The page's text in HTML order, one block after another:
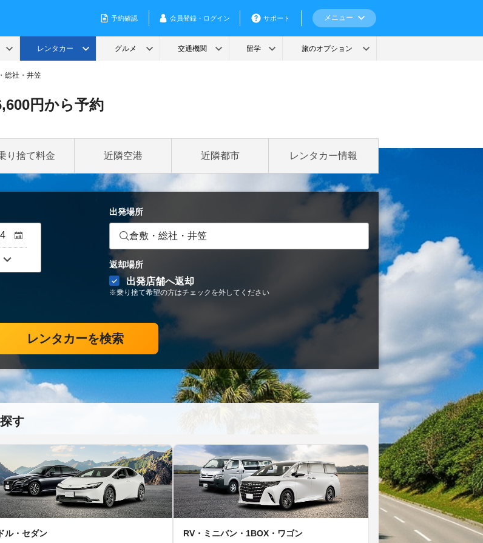
総社・井笠
円から予約
り捨て料金 近隣空港 近隣都市 レンタカー情報
出発場所
倉敷・総社・井笠
返却場所
出発店舗へ返却
※乗り捨て希望の方はチェックを外してください
レンタカーを検索
す
ル・セダン
RV・ミニバン・1BOX・ワゴン